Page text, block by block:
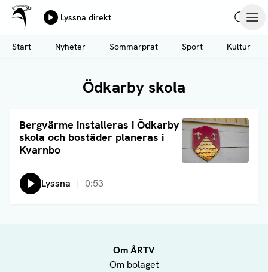
Hoppa
till
huvudinnehåll
Ålands Radio & TV
Lyssna direkt
Start
Nyheter Sommarprat Sport Kultur
Ödkarby skola
Bergvärme installeras i Ödkarby
skola och bostäder planeras i
Kvarnbo
Läs artikel
Lyssna 0:53
Om ÅRTV
Om bolaget